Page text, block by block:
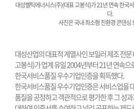
대성쎌틱에너시스(주)(대표 고봉식)가21년 연속 한국
다.
사진은 국내 최소형 친환경 콘덴싱
대성산업의 대표적 계열사인 보일러 제조 전
고봉식)가 업계 유일 2004년부터 21년 연속
한국서비스품질 우수기업인증을 획득했다.
한국서비스품질 우수기업인증은 서비스업을
품질을 공정하고 객관적으로 평가한 후 그 성